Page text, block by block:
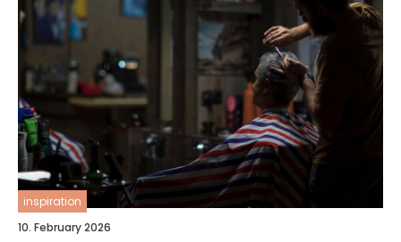
inspiration
10. February 2026